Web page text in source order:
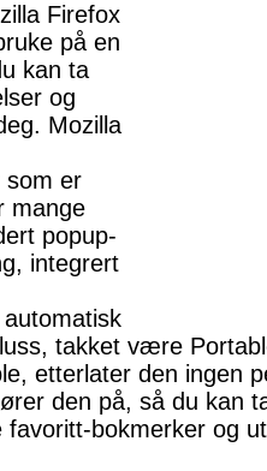
Firefox
på en
kan ta
og
Mozilla
som er
mange
popup-
integrert
takket være
etterlater den ingen
den på, så du kan
favoritt-bokmerker og